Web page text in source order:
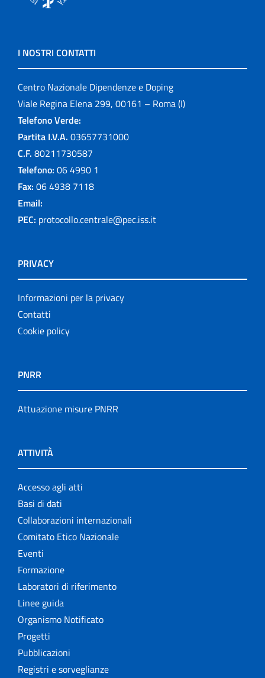
I NOSTRI CONTATTI
Centro Nazionale Dipendenze e Doping
Viale Regina Elena 299, 00161 – Roma (I)
Telefono Verde:
Partita I.V.A. 03657731000
C.F. 80211730587
Telefono: 06 4990 1
Fax: 06 4938 7118
Email:
PEC: protocollo.centrale@pec.iss.it
PRIVACY
Informazioni per la privacy
Contatti
Cookie policy
PNRR
Attuazione misure PNRR
ATTIVITÀ
Accesso agli atti
Basi di dati
Collaborazioni internazionali
Comitato Etico Nazionale
Eventi
Formazione
Laboratori di riferimento
Linee guida
Organismo Notificato
Progetti
Pubblicazioni
Registri e sorveglianze